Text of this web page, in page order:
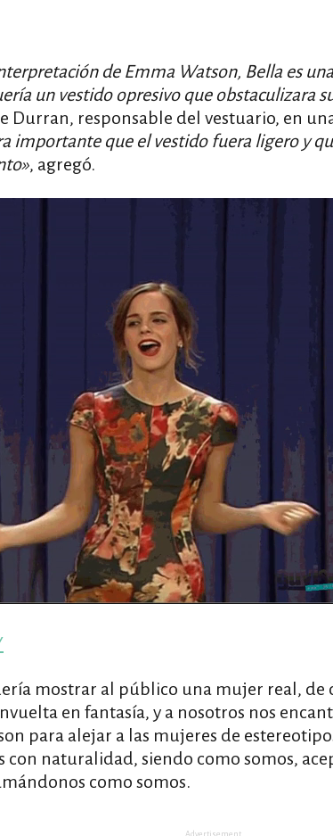
de Emma Watson, Bella es
un vestido opresivo que obstaculizara
Durran, responsable del vestuario, en
importante que el vestido fuera ligero y
, agregó.
mostrar al público una mujer real, de
en fantasía, y a nosotros nos
para alejar a las mujeres de
con naturalidad, siendo como somos,
como somos.
Advertisement